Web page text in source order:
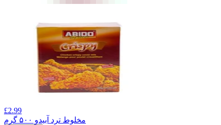
£2.99
مخلوط ترد آبیدو ۵۰۰ گرم